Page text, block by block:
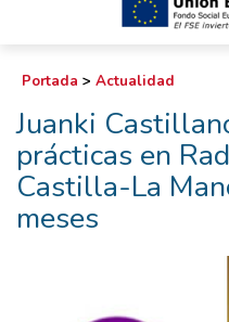
Portada > Actualidad
Juanki
prácticas en
Castilla-La
meses